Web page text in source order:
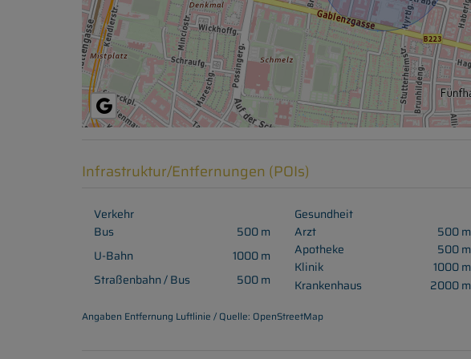
Infrastruktur/Entfernungen (POIs)
Verkehr
Bus
500 m
U-Bahn
1000 m
Straßenbahn / Bus
500 m
Gesundheit
Arzt
500 m
Apotheke
500 m
Klinik
1000 m
Krankenhaus
2000 m
Angaben Entfernung Luftlinie / Quelle: OpenStreetMap